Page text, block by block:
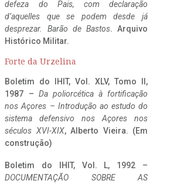
defeza do Pais, com declaração
d’aquelles que se podem desde já
desprezar. Barão de Bastos. Arquivo
Histórico Militar.
Forte da Urzelina
Boletim do IHIT, Vol. XLV, Tomo II,
1987 – Da poliorcética à fortificação
nos Açores – Introdução ao estudo do
sistema defensivo nos Açores nos
séculos XVI-XIX, Alberto Vieira. (Em
construção)
Boletim do IHIT, Vol. L, 1992 –
DOCUMENTAÇÃO SOBRE AS